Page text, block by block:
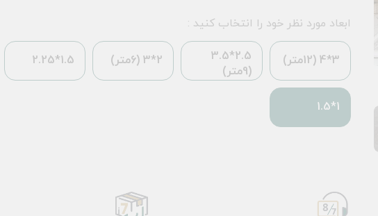
ابعاد مورد نظر خود را انتخاب کنید :
3*4 (12متر)
2.5*3.5
(9متر)
2*3 (6متر) 1.5*2.25
1*1.5